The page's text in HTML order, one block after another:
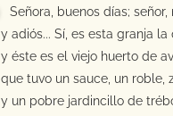
Señora, buenos días; señor,
y adiós... Sí, es esta granja la
y éste es el viejo huerto de
que tuvo un sauce, un roble,
y un pobre jardincillo de